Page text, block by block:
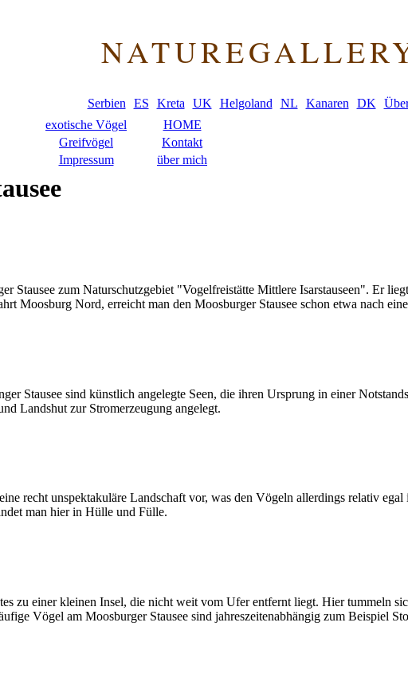
Serbien ES Kreta UK Helgoland NL Kanaren DK
exotische Vögel
HOME
Greifvögel
Kontakt
Impressum über mich
Stausee zum Naturschutzgebiet "Vogelfreistätte Mittlere Isarstauseen". Er
Moosburg Nord, erreicht man den Moosburger Stausee schon etwa nach
Stausee sind künstlich angelegte Seen, die ihren Ursprung in einer
Landshut zur Stromerzeugung angelegt.
recht unspektakuläre Landschaft vor, was den Vögeln allerdings relativ
man hier in Hülle und Fülle.
zu einer kleinen Insel, die nicht weit vom Ufer entfernt liegt. Hier tummeln
Vögel am Moosburger Stausee sind jahreszeitenabhängig zum Beispiel